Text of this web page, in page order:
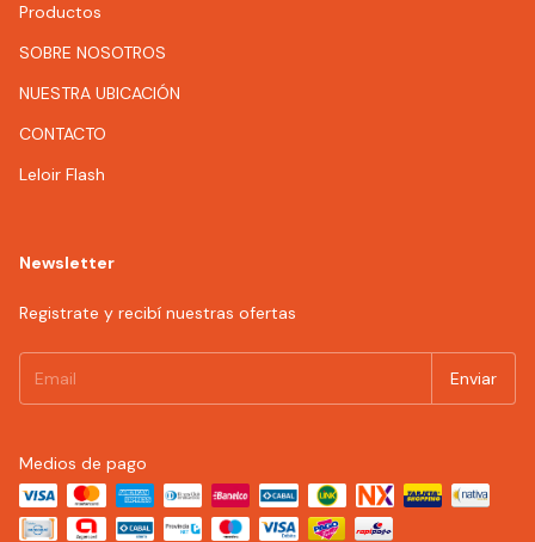
Productos
SOBRE NOSOTROS
NUESTRA UBICACIÓN
CONTACTO
Leloir Flash
Newsletter
Registrate y recibí nuestras ofertas
Medios de pago